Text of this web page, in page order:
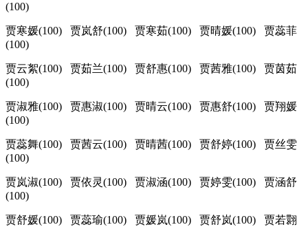
(100)
贾寒媛(100) 贾岚舒(100) 贾寒茹(100) 贾晴媛(100) 贾蕊菲
(100)
贾云絮(100) 贾茹兰(100) 贾舒惠(100) 贾茜雅(100) 贾茵茹
(100)
贾淑雅(100) 贾惠淑(100) 贾晴云(100) 贾惠舒(100) 贾翔媛
(100)
贾蕊舞(100) 贾茜云(100) 贾晴茜(100) 贾舒婷(100) 贾丝雯
(100)
贾岚淑(100) 贾依灵(100) 贾淑涵(100) 贾婷雯(100) 贾涵舒
(100)
贾舒媛(100) 贾蕊瑜(100) 贾媛岚(100) 贾舒岚(100) 贾若翾